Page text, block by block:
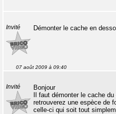
Invité Démonter le cache en
07 août 2009 à 09:40
Invité
Bonjour
Il faut démonter le cache
retrouverez une espèce de
celle-ci qui soit tout